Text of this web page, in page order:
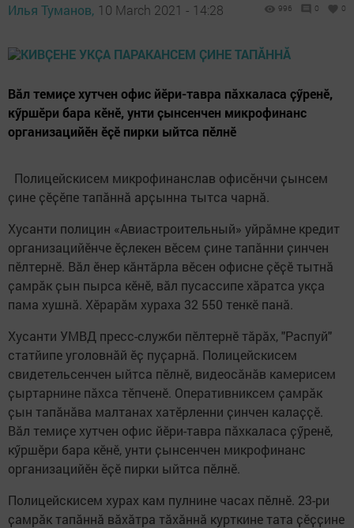
Илья Туманов, 10 March 2021 - 14:28 996 0 0
Вӑл темиҫе хутчен офис йӗри-тавра пӑхкаласа ҫӳренӗ,
кӳршӗри бара кӗнӗ, унти ҫынсенчен микрофинанс
организацийӗн ӗҫӗ пирки ыйтса пӗлнӗ
Полицейскисем микрофинанслав офисӗнчи ҫынсем
ҫине ҫӗҫӗпе тапӑннӑ арҫынна тытса чарнӑ.
Хусанти полицин «Авиастроительный» уйрӑмне кредит
организацийӗнче ӗҫлекен вӗсем ҫине тапӑнни ҫинчен
пӗлтернӗ. Вӑл ӗнер кӑнтӑрла вӗсен офисне ҫӗҫӗ тытнӑ
ҫамрӑк ҫын пырса кӗнӗ, вӑл пусассипе хӑратса укҫа
пама хушнӑ. Хӗрарӑм хураха 32 550 тенкӗ панӑ.
Хусанти УМВД пресс-служби пӗлтернӗ тӑрӑх, "Распуй"
статйипе уголовнӑй ӗҫ пуҫарнӑ. Полицейскисем
свидетельсенчен ыйтса пӗлнӗ, видеосӑнӑв камерисем
ҫыртарнине пӑхса тӗпченӗ. Оперативниксем ҫамрӑк
ҫын тапӑнӑва малтанах хатӗрленни ҫинчен калаҫҫӗ.
Вӑл темиҫе хутчен офис йӗри-тавра пӑхкаласа ҫӳренӗ,
кӳршӗри бара кӗнӗ, унти ҫынсенчен микрофинанс
организацийӗн ӗҫӗ пирки ыйтса пӗлнӗ.
Полицейскисем хурах кам пулнине часах пӗлнӗ. 23-ри
ҫамрӑк тапӑннӑ вӑхӑтра тӑхӑннӑ курткине тата ҫӗҫҫине